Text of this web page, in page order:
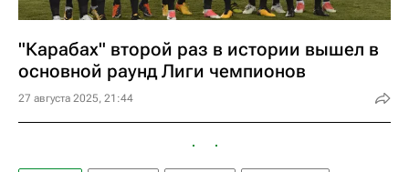
"Карабах" второй раз в истории вышел в
основной раунд Лиги чемпионов
27 августа 2025, 21:44